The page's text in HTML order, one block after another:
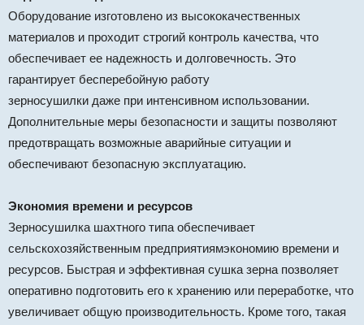
Оборудование изготовлено из высококачественных
материалов и проходит строгий контроль качества, что
обеспечивает ее надежность и долговечность. Это
гарантирует бесперебойную работу
зерносушилки даже при интенсивном использовании.
Дополнительные меры безопасности и защиты позволяют
предотвращать возможные аварийные ситуации и
обеспечивают безопасную эксплуатацию.
Экономия времени и ресурсов
Зерносушилка шахтного типа обеспечивает
сельскохозяйственным предприятиямэкономию времени и
ресурсов. Быстрая и эффективная сушка зерна позволяет
оперативно подготовить его к хранению или переработке, что
увеличивает общую производительность. Кроме того, такая